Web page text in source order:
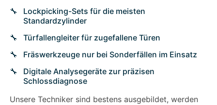
Lockpicking-Sets für die meisten
Standardzylinder
Türfallengleiter für zugefallene Türen
Fräswerkzeuge nur bei Sonderfällen im Einsatz
Digitale Analysegeräte zur präzisen
Schlossdiagnose
Unsere Techniker sind bestens ausgebildet, werden